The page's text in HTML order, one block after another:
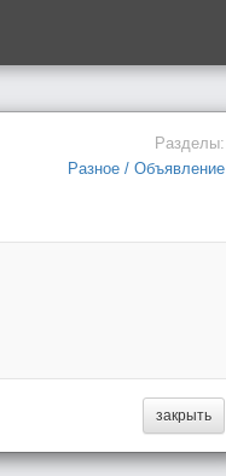
Разделы:
Разное / Объявление
закрыть